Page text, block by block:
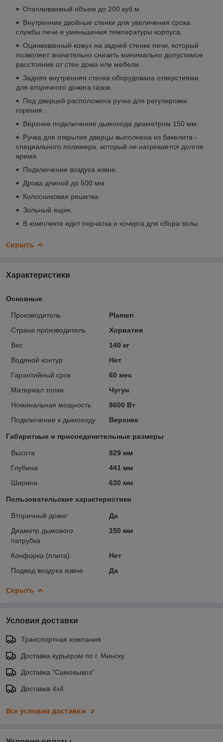
Отапливаемый объем до 200 куб.м.
Внутренние двойные стенки для увеличения срока
службы печи и уменьшения температуры корпуса.
Оцинкованный кожух на задней стенке печи, который
позволяет значительно снизить минимально допустимое
расстояние от стен дома или мебели.
Задняя внутренняя стенка оборудована отверстиями
для вторичного дожига газов.
Под дверцей расположена ручка для регулировки
горения.
Верхнее подключение дымохода диаметром 150 мм.
Ручка для открытия дверцы выполнена из бакелита -
специального полимера, который не нагревается долгое
время.
Подключение воздуха извне.
Дрова длиной до 500 мм.
Колосниковая решетка.
Зольный ящик.
В комплекте идет перчатка и кочерга для сбора золы.
Скрыть
Характеристики
Основные
Производитель
Plamen
Страна производитель
Хорватия
Вес
140 кг
Водяной контур
Нет
Гарантийный срок
60 мес
Материал топки
Чугун
Номинальная мощность
8600 Вт
Подключение к дымоходу
Верхнее
Габаритные и присоединительные размеры
Высота
829 мм
Глубина
441 мм
Ширина
630 мм
Пользовательские характеристики
Вторичный дожиг
Да
Диаметр дымового
патрубка
150 мм
Конфорка (плита)
Нет
Подвод воздуха извне
Да
Скрыть
Условия доставки
Транспортная компания
Доставка курьером по г. Минску
Доставка "Самовывоз"
Доставка 4х4
Все условия доставки